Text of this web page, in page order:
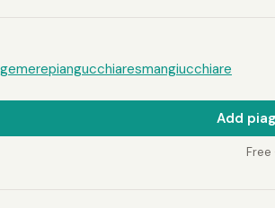
gemerepiangucchiaresmangiucchiare
Add